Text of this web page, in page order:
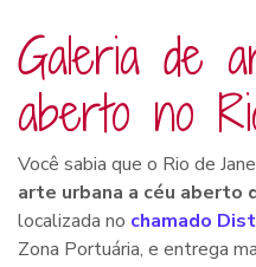
Galeria de
aberto no
Você sabia que o Rio de
arte urbana a céu aberto
localizada no chamado
Zona Portuária, e entrega